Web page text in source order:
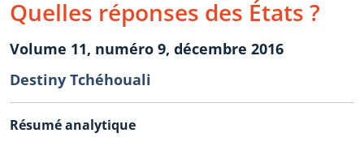
Quelles réponses des États ?
Volume 11, numéro 9, décembre 2016
Destiny Tchéhouali
Résumé analytique